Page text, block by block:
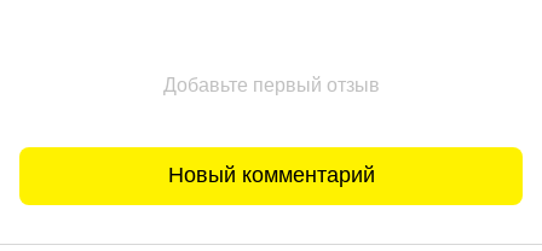
Добавьте первый отзыв
Новый комментарий